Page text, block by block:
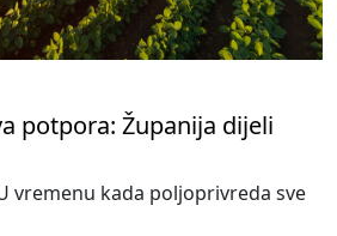
potpora: Županija dijeli
U vremenu kada poljoprivreda sve